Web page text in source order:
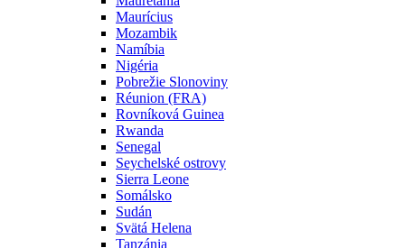
Maurícius
Mozambik
Namíbia
Nigéria
Pobrežie Slonoviny
Réunion (FRA)
Rovníková Guinea
Rwanda
Senegal
Seychelské ostrovy
Sierra Leone
Somálsko
Sudán
Svätá Helena
Tanzánia